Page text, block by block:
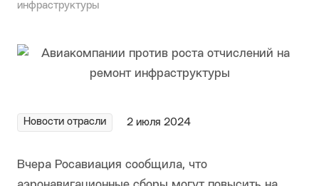
инфраструктуры
Новости отрасли 2 июля 2024
Вчера Росавиация сообщила, что